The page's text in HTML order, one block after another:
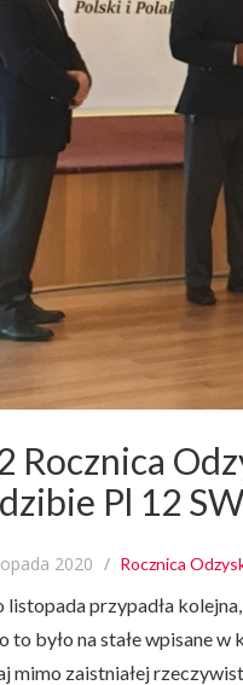
Rocznica
Pl 12
2020 Rocznica
listopada przypadła
to było na stałe wpisane
mimo zaistniałej